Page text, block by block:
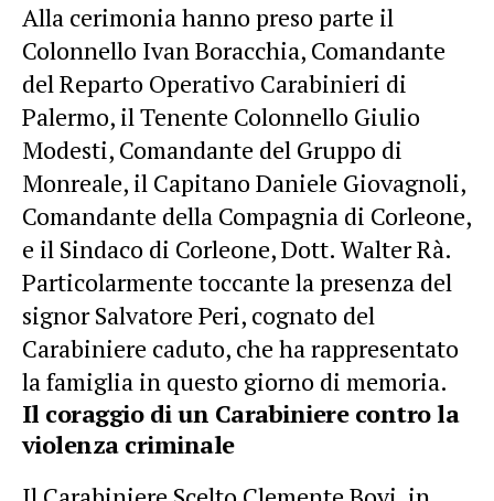
Alla cerimonia hanno preso parte il
Colonnello Ivan Boracchia, Comandante
del Reparto Operativo Carabinieri di
Palermo, il Tenente Colonnello Giulio
Modesti, Comandante del Gruppo di
Monreale, il Capitano Daniele Giovagnoli,
Comandante della Compagnia di Corleone,
e il Sindaco di Corleone, Dott. Walter Rà.
Particolarmente toccante la presenza del
signor Salvatore Peri, cognato del
Carabiniere caduto, che ha rappresentato
la famiglia in questo giorno di memoria.
Il coraggio di un Carabiniere contro la
violenza criminale